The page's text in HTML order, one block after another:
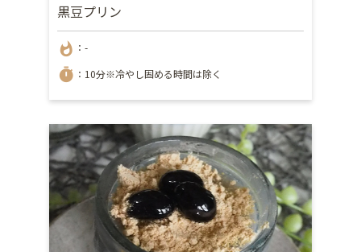
黒豆プリン
whatshot ：-
timer ：10分※冷やし固める時間は除く